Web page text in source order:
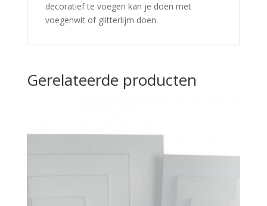
decoratief te voegen kan je doen met
voegenwit of glitterlijm doen.
Gerelateerde producten